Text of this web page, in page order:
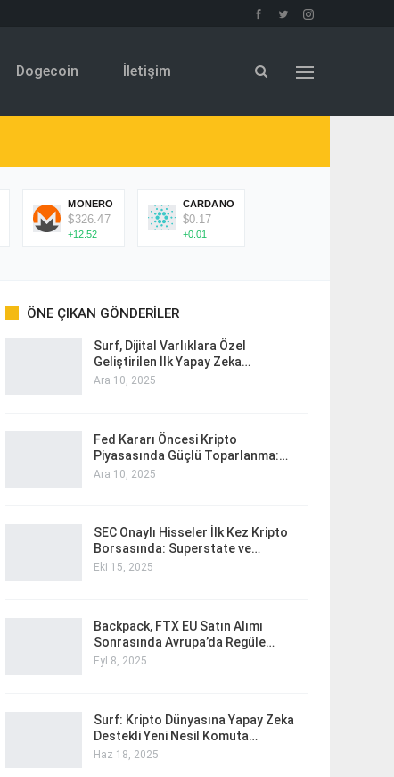
Dogecoin İletişim
MONERO
$326.47
+12.52
CARDANO
$0.17
+0.01
ÖNE ÇIKAN GÖNDERILER
Surf, Dijital Varlıklara Özel
Geliştirilen İlk Yapay Zeka…
Ara 10, 2025
Fed Kararı Öncesi Kripto
Piyasasında Güçlü Toparlanma:…
Ara 10, 2025
SEC Onaylı Hisseler İlk Kez Kripto
Borsasında: Superstate ve…
Eki 15, 2025
Backpack, FTX EU Satın Alımı
Sonrasında Avrupa’da Regüle…
Eyl 8, 2025
Surf: Kripto Dünyasına Yapay Zeka
Destekli Yeni Nesil Komuta…
Haz 18, 2025